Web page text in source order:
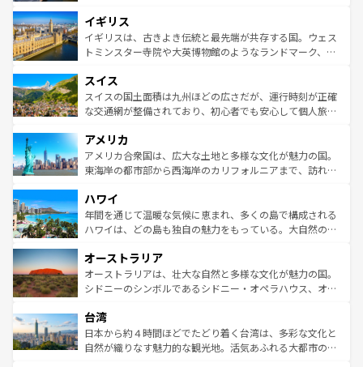
いる。シャンパンの発祥地であるランス、プロヴァンスの
香り高いラベンダー畑など、多彩な楽しみ方が可能だ。さ
らに、パリ以外の地域にも魅力が溢れており、どの街角に
れる地方に足を運ぶとそれぞれで全く異なる文化を体験で
きるだろう。 なお、新着のフランス情報はコンテンツ一覧
を参照してほしい。
顔を持つこの国は、どこを歩いても飽きることがない。ベ
ルリンの文化的活気、バイエルン州のアルプスの絶景、そ
してライン川沿いのワイン畑といった風景は必見。ビール
は、お酒好きな人にはぜひ体験してほしい。 なお、新着の
ドイツ情報はコンテンツ一覧を参照してほしい。
イギリス
イギリスは、古きよき伝統と最先端が共存する国。ウェス
トミンスター寺院や大英博物館のようなランドマーク、歴
リアごとに異なる魅力がある。また、優雅なアフタヌーン
ティー、ビール好きにはたまらない英国パブ、サッカー観
戦など、本場だからこそできる体験も豊富。イギリスを旅
ンツ一覧を参照してほしい。
スイス
スイスの国土面積は九州ほどの広さだが、運行時刻が正確
な交通網が整備されており、初心者でも安心して個人旅行
の建物がそのまま残る町や、スイスならではのユニークな
博物館もあり、アルプス観光だけでなく町歩きも満喫する
ことができる。国民の所得が高いため物価も高いが、旅行
ば市内交通費無料で観光を楽しむこともできる。 なお、新
着のスイス情報はコンテンツ一覧 を参照してほしい。
アメリカ
アメリカ合衆国は、広大な土地と多様な文化が魅力の国。
東海岸の都市部から西海岸のカリフォルニアまで、訪れる
のような巨大都市は、観光、ショッピング、エンターテイ
ンメントが詰まった刺激的なスポットだ。一方、アメリカ
西部には大自然が広がり、グランドキャニオンやイエロー
部のニューオーリンズでは、音楽と美食が融合した独特の
文化が魅力。旅行者はアメリカの各地域で異なる魅力を楽
しみながら、その多様性と豊かな歴史を感じることができ
ならではの贅沢な旅のスタイルだ。 なお、新着のアメリカ
情報はコンテンツ一覧を参照してほしい。
ハワイ
年間を通じて温暖な気候に恵まれ、多くの島で構成される
ハワイは、どの島も独自の魅力をもっている。大自然の神
ワイ島は見逃せない。また、定番の観光地といえばオアフ
島だが、静かな自然を求めるならマウイ島やカウアイ島が
おすすめ。エメラルドグリーンに輝く海をはじめ、豊かな
れるおもてなしの心で訪れる人々を迎えてくれるハワイの
人々、おいしいローカルフードやハワイアンミュージッ
ク、伝統的なフラダンスなど、すべてがハワイの魅力を彩
オーストラリア
オーストラリアは、壮大な自然と多様な文化が魅力の国。
シドニーのシンボルであるシドニー・オペラハウス、オー
リアリーフや大陸中央部にそびえるウルル（エアーズロッ
ク）、タスマニアの美しい原生林やケアンズの熱帯雨林な
ど、見どころがたくさん。また、カフェやワイン、オージ
台湾
日本から約４時間ほどでたどり着く台湾は、多彩な文化と
自然が織りなす魅力的な観光地。活気あふれる大都市の台